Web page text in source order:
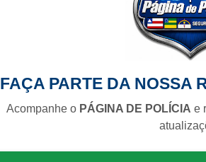
FAÇA PARTE DA NOSSA
Acompanhe o PÁGINA DE POLÍCIA e